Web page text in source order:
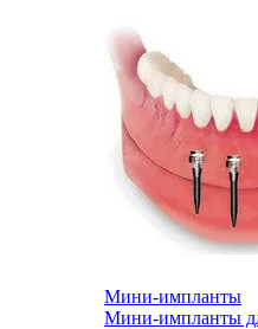
Мини-импланты
Мини-импланты